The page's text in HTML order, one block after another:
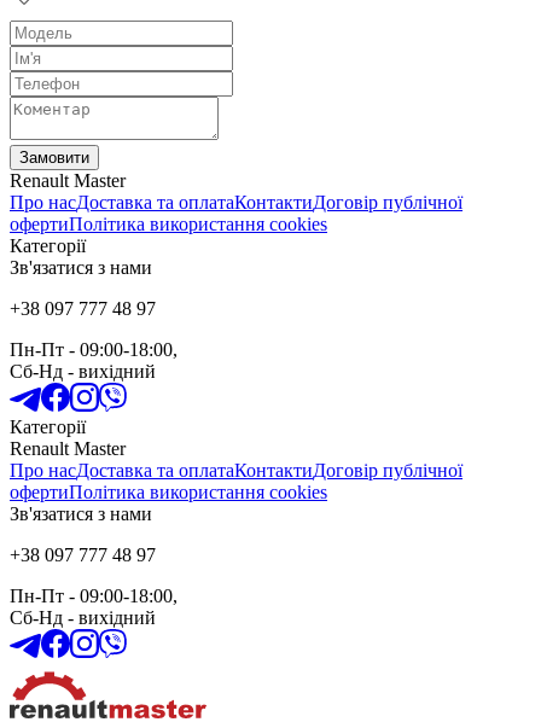
Замовити
Renault Master
Про насДоставка та оплатаКонтактиДоговір публічної
офертиПолітика використання cookies
Категорії
Зв'язатися з нами
+38 097 777 48 97
Пн-Пт - 09:00-18:00,
Сб-Нд - вихідний
Категорії
Renault Master
Про насДоставка та оплатаКонтактиДоговір публічної
офертиПолітика використання cookies
Зв'язатися з нами
+38 097 777 48 97
Пн-Пт - 09:00-18:00,
Сб-Нд - вихідний